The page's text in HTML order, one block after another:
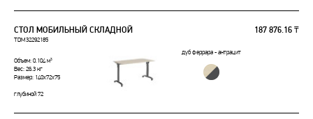
СТОЛ МОБИЛЬНЫЙ СКЛАДНОЙ 187 876.16 ₸
TDM32292185
дуб феррара - антрацит
Объем: 0.104 м³
Вес: 26.3 кг
Размер: 140x72x75
глубиной 72